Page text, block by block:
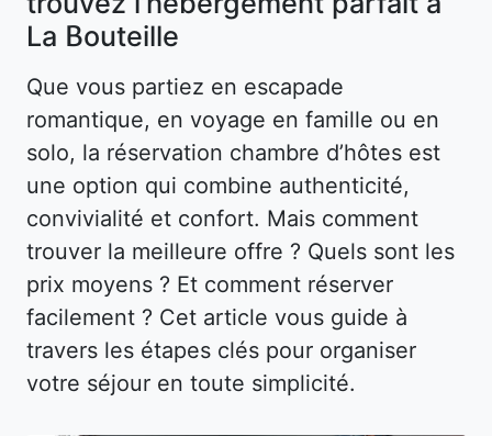
La Bouteille
Que vous partiez en escapade
romantique, en voyage en famille ou en
solo, la réservation chambre d’hôtes est
une option qui combine authenticité,
convivialité et confort. Mais comment
trouver la meilleure offre ? Quels sont les
prix moyens ? Et comment réserver
facilement ? Cet article vous guide à
travers les étapes clés pour organiser
votre séjour en toute simplicité.